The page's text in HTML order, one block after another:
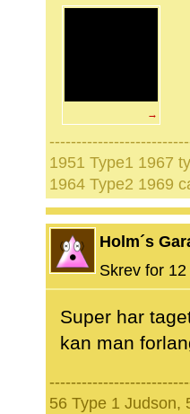
→
1951 Type1 1967
1964 Type2 1969
Holm´s
Skrev for
Super har
kan man
56 Type 1 Judson,